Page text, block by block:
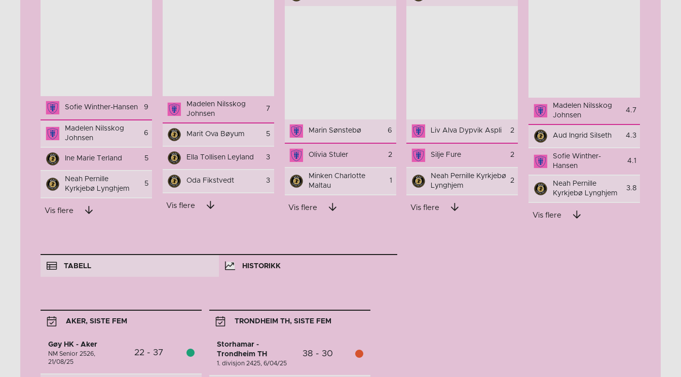
Sofie Winther-Hansen 9
Madelen Nilsskog
Johnsen
6
Ine Marie Terland 5
Neah Pernille
Kyrkjebø Lynghjem
5
Vis flere
Madelen Nilsskog
Johnsen
7
Marit Ova Bøyum 5
Ella Tollisen Leyland 3
Oda Fikstvedt 3
Vis flere
Marin Sønstebø 6
Olivia Stuler 2
Minken Charlotte
Maltau
1
Vis flere
Liv Alva Dypvik Aspli 2
Silje Fure 2
Neah Pernille Kyrkjebø
Lynghjem
2
Vis flere
Madelen Nilsskog
Johnsen
4.7
Aud Ingrid Silseth 4.3
Sofie Winther-
Hansen
4.1
Neah Pernille
Kyrkjebø Lynghjem
3.8
Vis flere
TABELL HISTORIKK
AKER, SISTE FEM
Gøy HK - Aker
NM Senior 2526,
21/08/25
22 - 37
TRONDHEIM TH, SISTE FEM
Storhamar -
Trondheim TH
1. divisjon 2425,6/04/25
38 - 30